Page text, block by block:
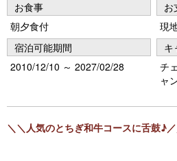
vi
o
u
s
お食事
朝夕食付
お
現
宿泊可能期間
2010/12/10 ～ 2027/02/28
キ
チ
ャ
＼＼人気のとちぎ和牛コースに舌鼓♪